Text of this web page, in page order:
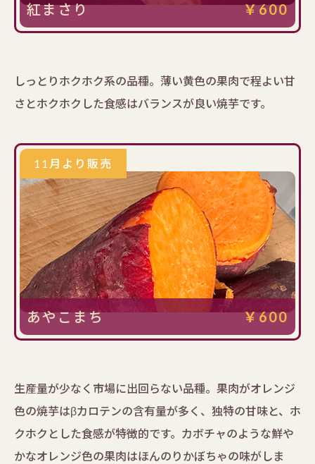
紅まさり ￥600
しっとりホクホク系の品種。薄い黄色の果肉で程よい甘
さとホクホクした食感はバランスが良い焼芋です。
11月より販売
あやこまち ￥600
生産量が少なく市場に出回らない品種。果肉がオレンジ
色の焼芋はβカロテンの含有量が多く、独特の甘味と、ホ
クホクとした食感が特徴的です。カボチャのような鮮や
かなオレンジ色の果肉はほんのりかぼちゃの味がしま